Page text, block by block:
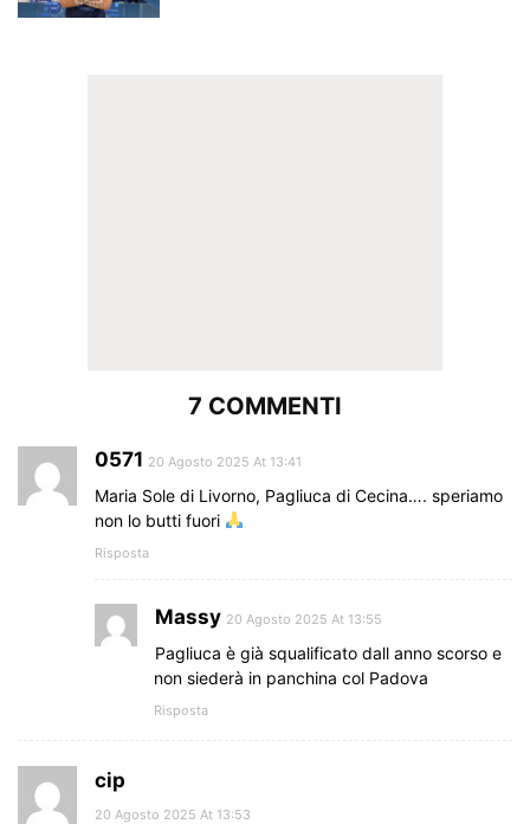
7 COMMENTI
0571 20 Agosto 2025 At 13:41
Maria Sole di Livorno, Pagliuca di Cecina…. speriamo
non lo butti fuori
Risposta
Massy 20 Agosto 2025 At 13:55
Pagliuca è già squalificato dall anno scorso e
non siederà in panchina col Padova
Risposta
cip
20 Agosto 2025 At 13:53